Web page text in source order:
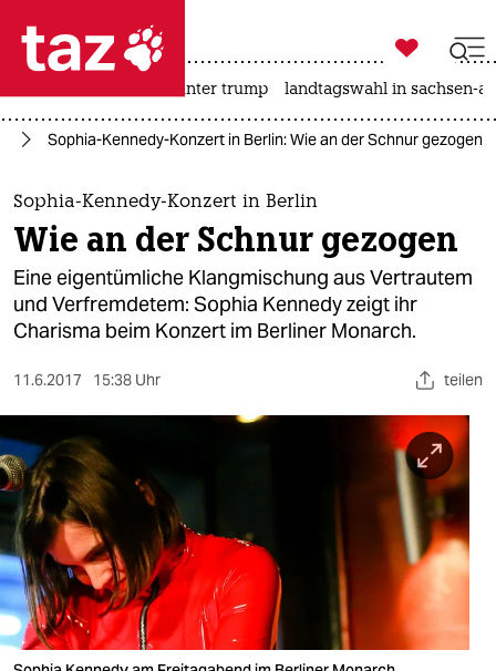
 taz zahl ich
taz zahl ich
themen
politik
öko
sport
berlin
nord
wahrheit
verlag

taz zahl ich
usa unter trump landtagswahl in sachsen-
Sophia-Kennedy-Konzert in Berlin: Wie an der Schnur gezogen
Sophia-Kennedy-Konzert in Berlin
Wie an der Schnur gezogen
Eine eigentümliche Klangmischung aus Vertrautem
und Verfremdetem: Sophia Kennedy zeigt ihr
Charisma beim Konzert im Berliner Monarch.
11.6.2017 15:38 Uhr teilen